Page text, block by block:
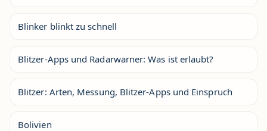
Blinker blinkt zu schnell
Blitzer-Apps und Radarwarner: Was ist erlaubt?
Blitzer: Arten, Messung, Blitzer-Apps und Einspruch
Bolivien